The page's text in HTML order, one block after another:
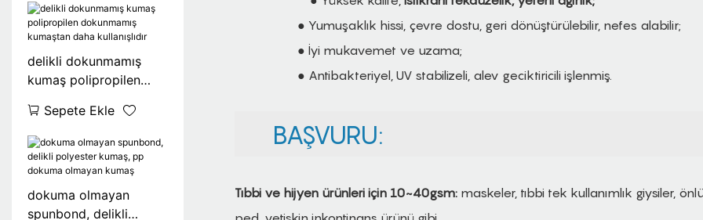
● Yumuşaklık hissi, çevre dostu, geri dönüştürülebilir, nefes alabilir;
● İyi mukavemet ve uzama;
● Antibakteriyel, UV stabilizeli, alev geciktiricili işlenmiş.
BAŞVURU:
Tıbbi ve hijyen ürünleri için 10~40gsm: maskeler, tıbbi tek kullanımlık giysiler,
delikli dokunmamış
kumaş polipropilen
daha kullanışlıdır
Sepete Ekle
dokuma olmayan
spunbond, delikli